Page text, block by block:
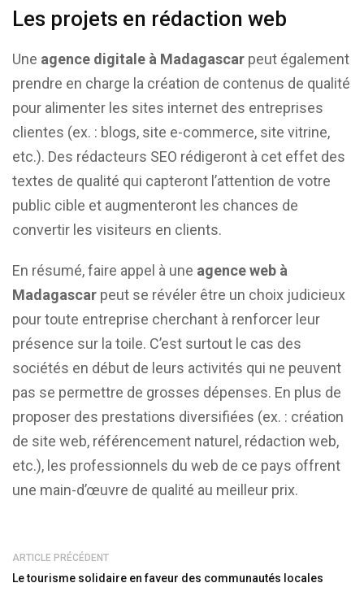
Les projets en rédaction web
Une agence digitale à Madagascar peut également
prendre en charge la création de contenus de qualité
pour alimenter les sites internet des entreprises
clientes (ex. : blogs, site e-commerce, site vitrine,
etc.). Des rédacteurs SEO rédigeront à cet effet des
textes de qualité qui capteront l’attention de votre
public cible et augmenteront les chances de
convertir les visiteurs en clients.
En résumé, faire appel à une agence web à
Madagascar peut se révéler être un choix judicieux
pour toute entreprise cherchant à renforcer leur
présence sur la toile. C’est surtout le cas des
sociétés en début de leurs activités qui ne peuvent
pas se permettre de grosses dépenses. En plus de
proposer des prestations diversifiées (ex. : création
de site web, référencement naturel, rédaction web,
etc.), les professionnels du web de ce pays offrent
une main-d’œuvre de qualité au meilleur prix.
ARTICLE PRÉCÉDENT
Le tourisme solidaire en faveur des communautés locales